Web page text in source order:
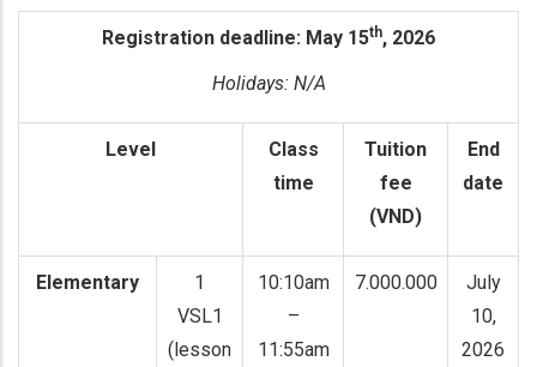
Registration deadline: May 15th, 2026
Holidays: N/A
Level
Class
time
Tuition
fee
(VND)
End
date
Elementary
1
VSL1
(lesson
10:10am
–
11:55am
7.000.000
July
10,
2026